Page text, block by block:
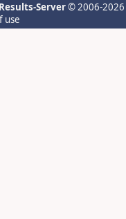
Server© 2006-2026
use